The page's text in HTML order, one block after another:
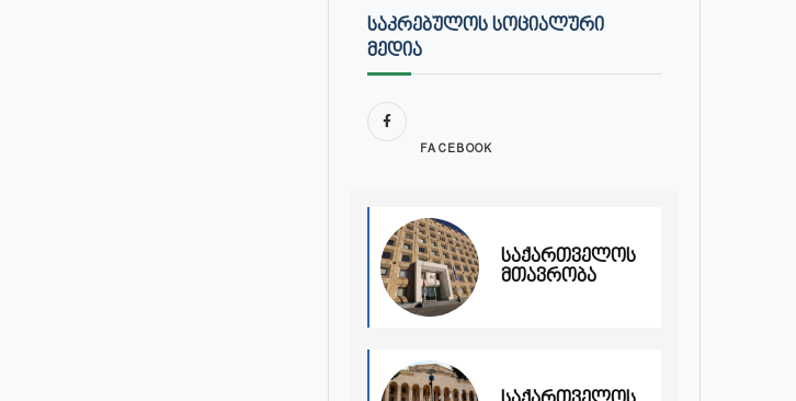
ᲡᲐᲙᲠᲔᲑᲣᲚᲝᲡ ᲡᲝᲪᲘᲐᲚᲣᲠᲘ
ᲛᲔᲓᲘᲐ
FACEBOOK
საქართველოს
მთავრობა